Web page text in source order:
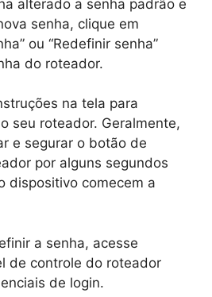
alterado a senha padrão e
senha, clique em
ou “Redefinir senha”
do roteador.
na tela para
seu roteador. Geralmente,
e segurar o botão de
por alguns segundos
dispositivo comecem a
a senha, acesse
de controle do roteador
de login.